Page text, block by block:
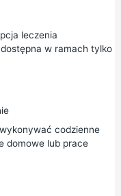
leczenia
w ramach tylko
codzienne
domowe lub prace